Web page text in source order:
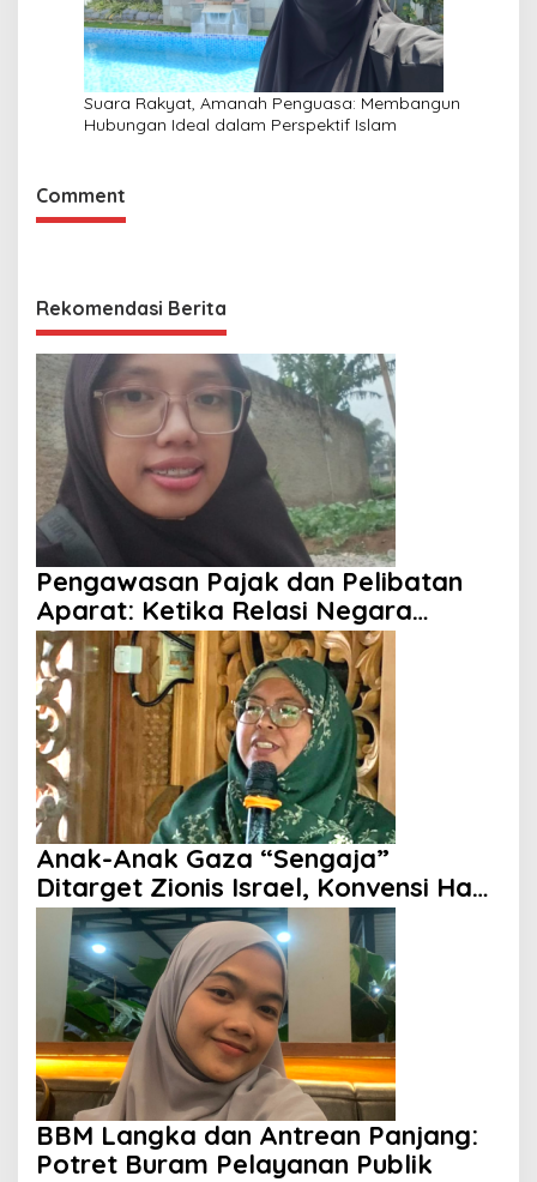
Suara Rakyat, Amanah Penguasa: Membangun
Hubungan Ideal dalam Perspektif Islam
Comment
Rekomendasi Berita
Pengawasan Pajak dan Pelibatan
Aparat: Ketika Relasi Negara
dengan Rakyat Dipertanyakan
Anak-Anak Gaza “Sengaja”
Ditarget Zionis Israel, Konvensi Hak
Anak Tak Berdaya
BBM Langka dan Antrean Panjang:
Potret Buram Pelayanan Publik